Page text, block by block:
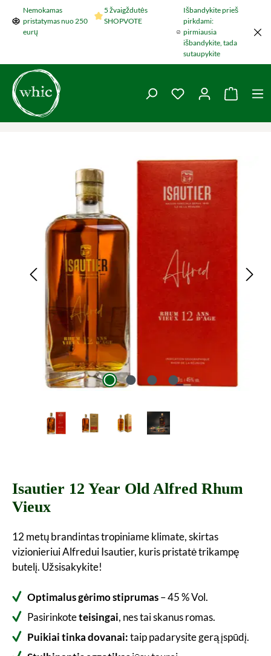
Šokti į pagrindinį turinį
Nemokamas
pristatymas nuo 250
eurų
5 žvaigždutės
SHOPVOTE
Išbandykite prieš
pirkdami:
pirmiausia
išbandykite, tada
sutaupykite
You have 0 wishlist
Isautier 12 Year Old Alfred Rhum
Vieux
12 metų brandintas tropiniame klimate, skirtas
vizionieriui Alfredui Isautier, kuris pristatė trikampę
butelį. Užsisakykite!
Optimalus gėrimo stiprumas– 45 % Vol.
Pasirinkoteteisingai, nes tai skanus romas.
Puikiai tinka dovanai:taip padarysite gerą įspūdį.